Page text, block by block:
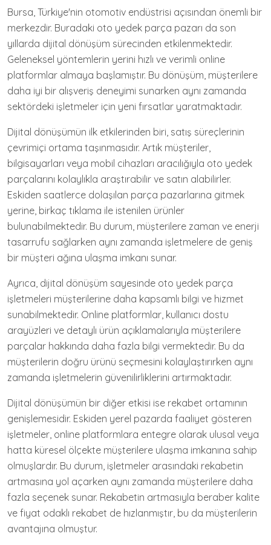
Bursa, Türkiye'nin otomotiv endüstrisi açısından önemli bir
merkezdir. Buradaki oto yedek parça pazarı da son
yıllarda dijital dönüşüm sürecinden etkilenmektedir.
Geleneksel yöntemlerin yerini hızlı ve verimli online
platformlar almaya başlamıştır. Bu dönüşüm, müşterilere
daha iyi bir alışveriş deneyimi sunarken aynı zamanda
sektördeki işletmeler için yeni fırsatlar yaratmaktadır.
Dijital dönüşümün ilk etkilerinden biri, satış süreçlerinin
çevrimiçi ortama taşınmasıdır. Artık müşteriler,
bilgisayarları veya mobil cihazları aracılığıyla oto yedek
parçalarını kolaylıkla araştırabilir ve satın alabilirler.
Eskiden saatlerce dolaşılan parça pazarlarına gitmek
yerine, birkaç tıklama ile istenilen ürünler
bulunabilmektedir. Bu durum, müşterilere zaman ve enerji
tasarrufu sağlarken aynı zamanda işletmelere de geniş
bir müşteri ağına ulaşma imkanı sunar.
Ayrıca, dijital dönüşüm sayesinde oto yedek parça
işletmeleri müşterilerine daha kapsamlı bilgi ve hizmet
sunabilmektedir. Online platformlar, kullanıcı dostu
arayüzleri ve detaylı ürün açıklamalarıyla müşterilere
parçalar hakkında daha fazla bilgi vermektedir. Bu da
müşterilerin doğru ürünü seçmesini kolaylaştırırken aynı
zamanda işletmelerin güvenilirliklerini artırmaktadır.
Dijital dönüşümün bir diğer etkisi ise rekabet ortamının
genişlemesidir. Eskiden yerel pazarda faaliyet gösteren
işletmeler, online platformlara entegre olarak ulusal veya
hatta küresel ölçekte müşterilere ulaşma imkanına sahip
olmuşlardır. Bu durum, işletmeler arasındaki rekabetin
artmasına yol açarken aynı zamanda müşterilere daha
fazla seçenek sunar. Rekabetin artmasıyla beraber kalite
ve fiyat odaklı rekabet de hızlanmıştır, bu da müşterilerin
avantajına olmuştur.